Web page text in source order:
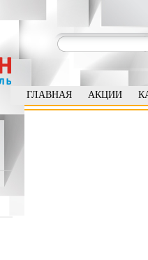
ГЛАВНАЯ АКЦИИ